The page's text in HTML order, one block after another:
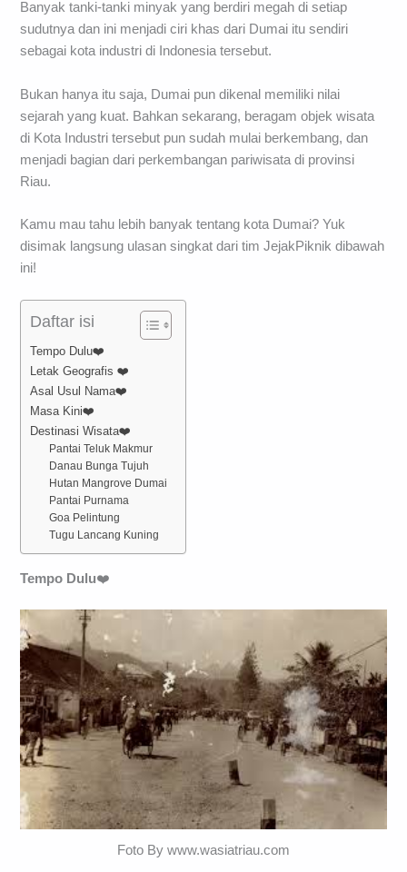
Banyak tanki-tanki minyak yang berdiri megah di setiap
sudutnya dan ini menjadi ciri khas dari Dumai itu sendiri
sebagai kota industri di Indonesia tersebut.
Bukan hanya itu saja, Dumai pun dikenal memiliki nilai
sejarah yang kuat. Bahkan sekarang, beragam objek wisata
di Kota Industri tersebut pun sudah mulai berkembang, dan
menjadi bagian dari perkembangan pariwisata di provinsi
Riau.
Kamu mau tahu lebih banyak tentang kota Dumai? Yuk
disimak langsung ulasan singkat dari tim JejakPiknik dibawah
ini!
Daftar isi
Tempo Dulu❤️
Letak Geografis ❤️
Asal Usul Nama❤️
Masa Kini❤️
Destinasi Wisata❤️
Pantai Teluk Makmur
Danau Bunga Tujuh
Hutan Mangrove Dumai
Pantai Purnama
Goa Pelintung
Tugu Lancang Kuning
Tempo Dulu❤️
Foto By www.wasiatriau.com